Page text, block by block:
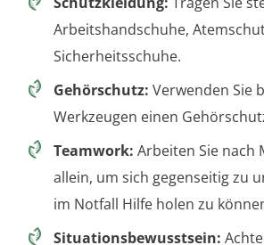
Arbeitshandschuhe,
Sicherheitsschuhe.
Gehörschutz: Verwenden Sie
Werkzeugen einen
Teamwork: Arbeiten Sie nach
allein, um sich gegenseitig zu
im Notfall Hilfe holen zu
Situationsbewusstsein: